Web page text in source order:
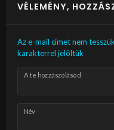
VÉLEMÉNY,
Az e-mail címet nem
karakterrel jelöltük
A te hozzászólásod
Név